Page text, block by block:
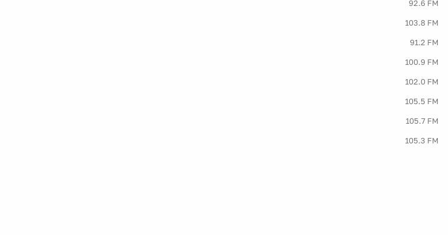
92.6 FM
103.8 FM
91.2 FM
100.9 FM
102.0 FM
105.5 FM
105.7 FM
105.3 FM